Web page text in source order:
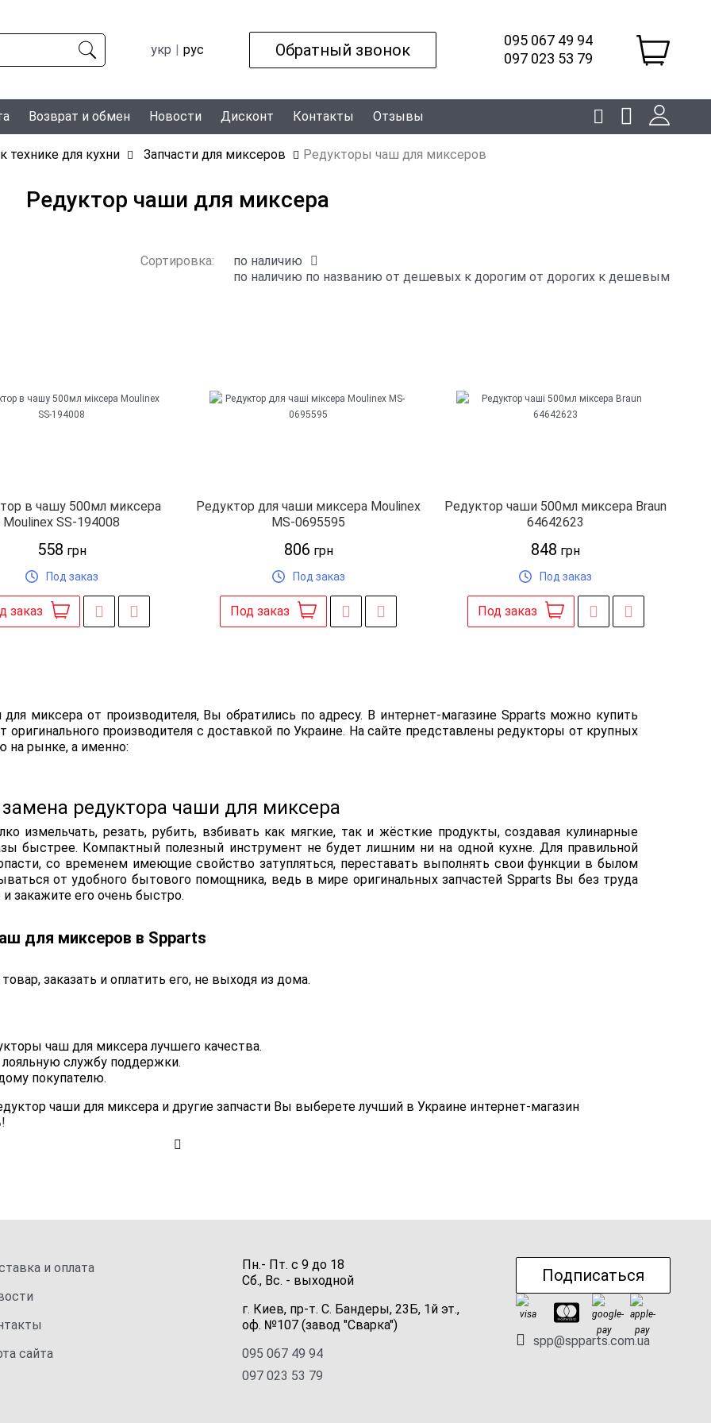
укр рус Обратный звонок
095 067 49 94
097 023 53 79
Возврат и обмен Новости Дисконт Контакты Отзывы
технике для кухни Запчасти для миксеров Редукторы чаш для миксеров
Редуктор чаши для миксера
Сортировка:
по наличию
по наличию по названию от дешевых к дорогим от дорогих к дешевым
в чашу 500мл миксера
Moulinex SS-194008
558 грн
Под заказ
заказ
Редуктор для чаши миксера Moulinex
MS-0695595
806 грн
Под заказ
Под заказ
Редуктор чаши 500мл миксера Braun
64642623
848 грн
Под заказ
Под заказ
миксера от производителя, Вы обратились по адресу. В интернет-магазине Spparts можно купить
производителя с доставкой по Украине. На сайте представлены редукторы от крупных
на рынке, а именно:
редуктора чаши для миксера
измельчать, резать, рубить, взбивать как мягкие, так и жёсткие продукты, создавая кулинарные
быстрее. Компактный полезный инструмент не будет лишним ни на одной кухне. Для правильной
со временем имеющие свойство затупляться, переставать выполнять свои функции в былом
от удобного бытового помощника, ведь в мире оригинальных запчастей Spparts Вы без труда
закажите его очень быстро.
для миксеров в Spparts
заказать и оплатить его, не выходя из дома.
чаш для миксера лучшего качества.
службу поддержки.
покупателю.
чаши для миксера и другие запчасти Вы выберете лучший в Украине интернет-магазин
и оплата
сайта
Пн.- Пт.с 9до 18
Сб., Вс. - выходной
г. Киев, пр-т. С. Бандеры, 23Б, 1й эт.,
оф. №107 (завод "Сварка")
095 067 49 94
097 023 53 79
Подписаться
spp@spparts.com.ua